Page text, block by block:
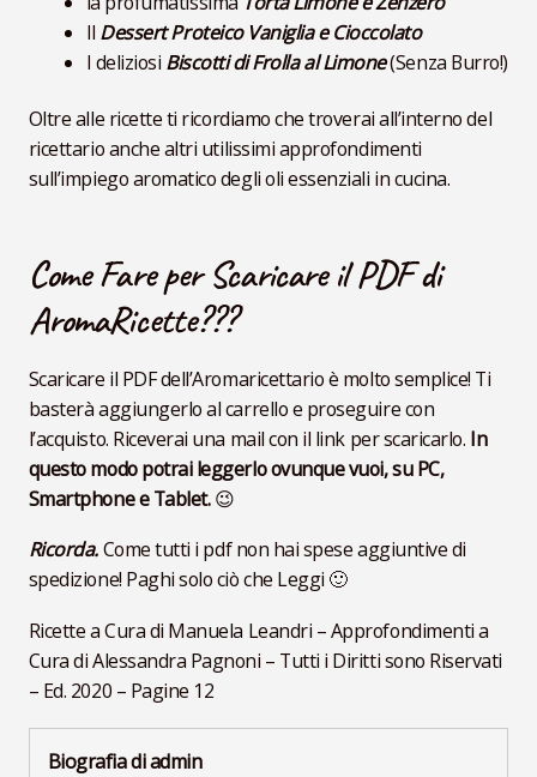
Il Dessert Proteico Vaniglia e Cioccolato
I deliziosi Biscotti di Frolla al Limone(Senza Burro!)
Oltre alle ricette ti ricordiamo che troverai all’interno del
ricettario anche altri utilissimi approfondimenti
sull’impiego aromatico degli oli essenziali in cucina.
Come Fare per Scaricare il PDF di
AromaRicette???
Scaricare il PDF dell’Aromaricettario è molto semplice! Ti
basterà aggiungerlo al carrello e proseguire con
l’acquisto. Riceverai una mail con il link per scaricarlo. In
questo modo potrai leggerlo ovunque vuoi, su PC,
Smartphone e Tablet.😉
Ricorda.Come tutti i pdf non hai spese aggiuntive di
spedizione! Paghi solo ciò che Leggi 🙂
Ricette a Cura di Manuela Leandri – Approfondimenti a
Cura di Alessandra Pagnoni – Tutti i Diritti sono Riservati
– Ed. 2020 – Pagine 12
Biografia di admin